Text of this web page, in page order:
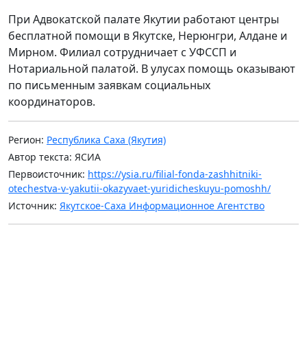
При Адвокатской палате Якутии работают центры
бесплатной помощи в Якутске, Нерюнгри, Алдане и
Мирном. Филиал сотрудничает с УФССП и
Нотариальной палатой. В улусах помощь оказывают
по письменным заявкам социальных
координаторов.
Регион: Республика Саха (Якутия)
Автор текста: ЯСИА
Первоисточник: https://ysia.ru/filial-fonda-zashhitniki-
otechestva-v-yakutii-okazyvaet-yuridicheskuyu-pomoshh/
Источник: Якутское-Саха Информационное Агентство